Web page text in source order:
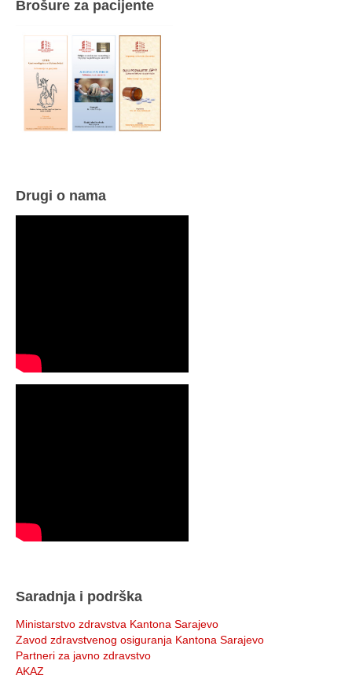
Brošure za pacijente
Drugi o nama
Saradnja i podrška
Ministarstvo zdravstva Kantona Sarajevo
Zavod zdravstvenog osiguranja Kantona Sarajevo
Partneri za javno zdravstvo
AKAZ